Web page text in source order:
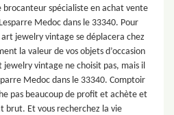
spécialiste en achat vente
Medoc dans le 33340. Pour
jewelry vintage se déplacera chez
la valeur de vos objets d’occasion
vintage ne choisit pas, mais il
Medoc dans le 33340. Comptoir
pas beaucoup de profit et achète et
brut. Et vous recherchez la vie